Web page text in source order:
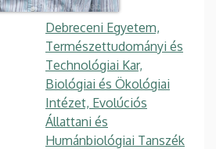
Debreceni Egyetem,
Természettudományi és
Technológiai Kar,
Biológiai és Ökológiai
Intézet, Evolúciós
Állattani és
Humánbiológiai Tanszék